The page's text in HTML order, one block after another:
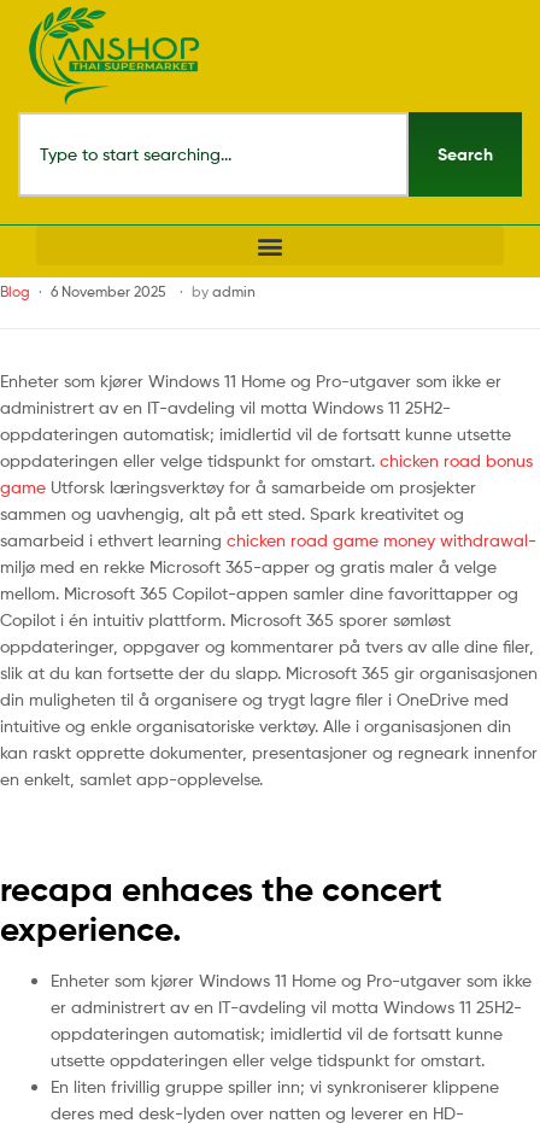
Search
Blog 6 November 2025 by admin
Enheter som kjører Windows 11 Home og Pro-utgaver som ikke er
administrert av en IT-avdeling vil motta Windows 11 25H2-
oppdateringen automatisk; imidlertid vil de fortsatt kunne utsette
oppdateringen eller velge tidspunkt for omstart. chicken road bonus
game Utforsk læringsverktøy for å samarbeide om prosjekter
sammen og uavhengig, alt på ett sted. Spark kreativitet og
samarbeid i ethvert learning chicken road game money withdrawal-
miljø med en rekke Microsoft 365-apper og gratis maler å velge
mellom. Microsoft 365 Copilot-appen samler dine favorittapper og
Copilot i én intuitiv plattform. Microsoft 365 sporer sømløst
oppdateringer, oppgaver og kommentarer på tvers av alle dine filer,
slik at du kan fortsette der du slapp. Microsoft 365 gir organisasjonen
din muligheten til å organisere og trygt lagre filer i OneDrive med
intuitive og enkle organisatoriske verktøy. Alle i organisasjonen din
kan raskt opprette dokumenter, presentasjoner og regneark innenfor
en enkelt, samlet app-opplevelse.
recapa enhaces the concert
experience.
Enheter som kjører Windows 11 Home og Pro-utgaver som ikke
er administrert av en IT-avdeling vil motta Windows 11 25H2-
oppdateringen automatisk; imidlertid vil de fortsatt kunne
utsette oppdateringen eller velge tidspunkt for omstart.
En liten frivillig gruppe spiller inn; vi synkroniserer klippene
deres med desk-lyden over natten og leverer en HD-